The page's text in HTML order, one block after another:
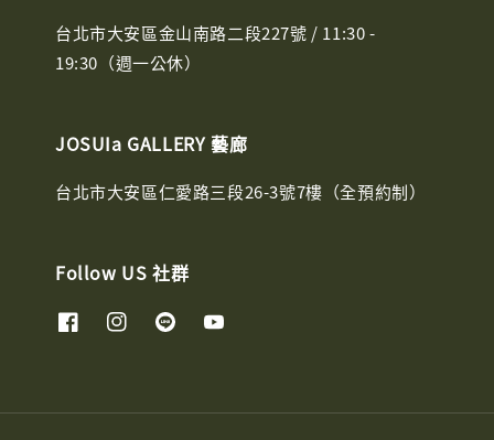
台北市大安區金山南路二段227號 / 11:30 -
19:30（週一公休）
JOSUIa GALLERY 藝廊
台北市大安區仁愛路三段26-3號7樓（全預約制）
Follow US 社群